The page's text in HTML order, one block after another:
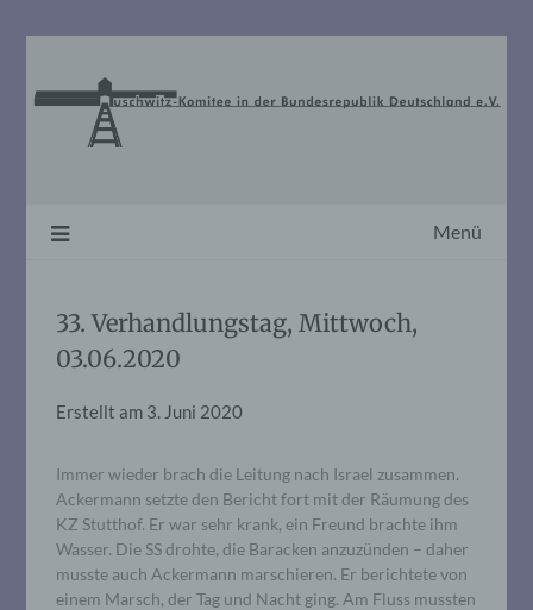
Menü
33. Verhandlungstag, Mittwoch,
03.06.2020
Erstellt am 3. Juni 2020
Immer wieder brach die Leitung nach Israel zusammen.
Ackermann setzte den Bericht fort mit der Räumung des
KZ Stutthof. Er war sehr krank, ein Freund brachte ihm
Wasser. Die SS drohte, die Baracken anzuzünden – daher
musste auch Ackermann marschieren. Er berichtete von
einem Marsch, der Tag und Nacht ging. Am Fluss mussten